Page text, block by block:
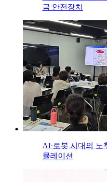
금 안전장치
AI·로봇 시대의 노
뮬레이션